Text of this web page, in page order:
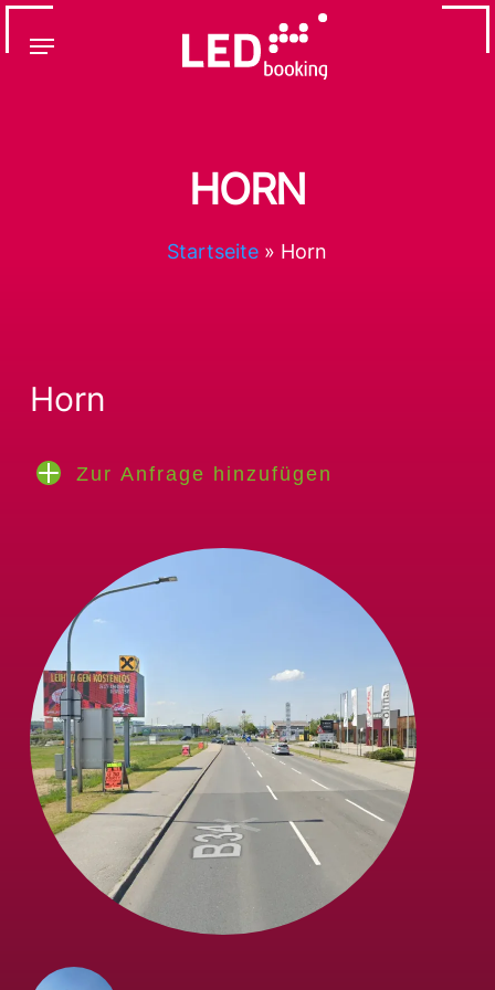
Skip
to
Menu
HORN
Startseite » Horn
Horn
Zur Anfrage hinzufügen